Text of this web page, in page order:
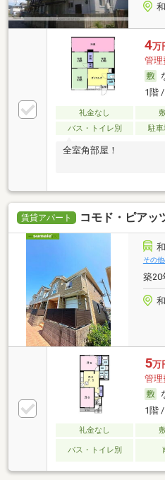
4万
管理
1階
礼金なし
バス・トイレ別
駐
全室角部屋！
賃貸アパート コモド・ピアッ
その
築20
5万
管理
1階
礼金なし
バス・トイレ別